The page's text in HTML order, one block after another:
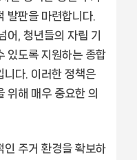
발판을 마련합니다.
어, 청년들의 자립 기
있도록 지원하는 종합
니다. 이러한 정책은
위해 매우 중요한 의
인 주거 환경을 확보하